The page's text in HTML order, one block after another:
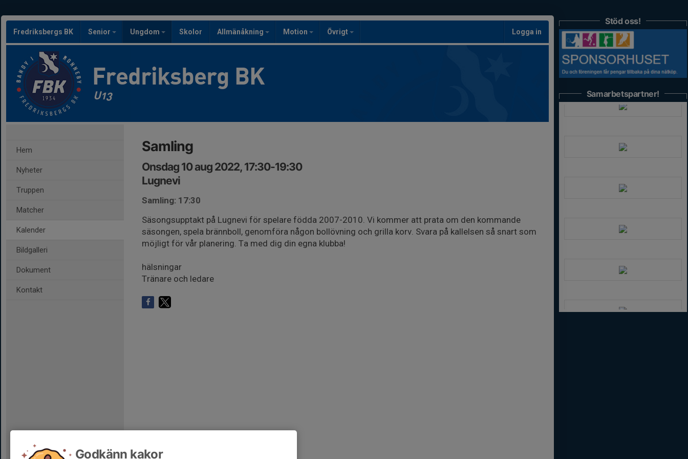
Fredriksbergs BK Senior Ungdom Skolor Allmänåkning Motion Övrigt Logga in
Fredriksberg BK
U13
Hem
Nyheter
Truppen
Matcher
Kalender
Bildgalleri
Dokument
Kontakt
Samling
Onsdag 10 aug 2022, 17:30-19:30
Lugnevi
Samling: 17:30
Säsongsupptakt på Lugnevi för spelare födda 2007-2010. Vi kommer att prata om den kommande
säsongen, spela brännboll, genomföra någon bollövning och grilla korv. Svara på kallelsen så snart som
möjligt för vår planering. Ta med dig din egna klubba!
hälsningar
Tränare och ledare
Stöd oss!
Samarbetspartner!
Godkänn kakor